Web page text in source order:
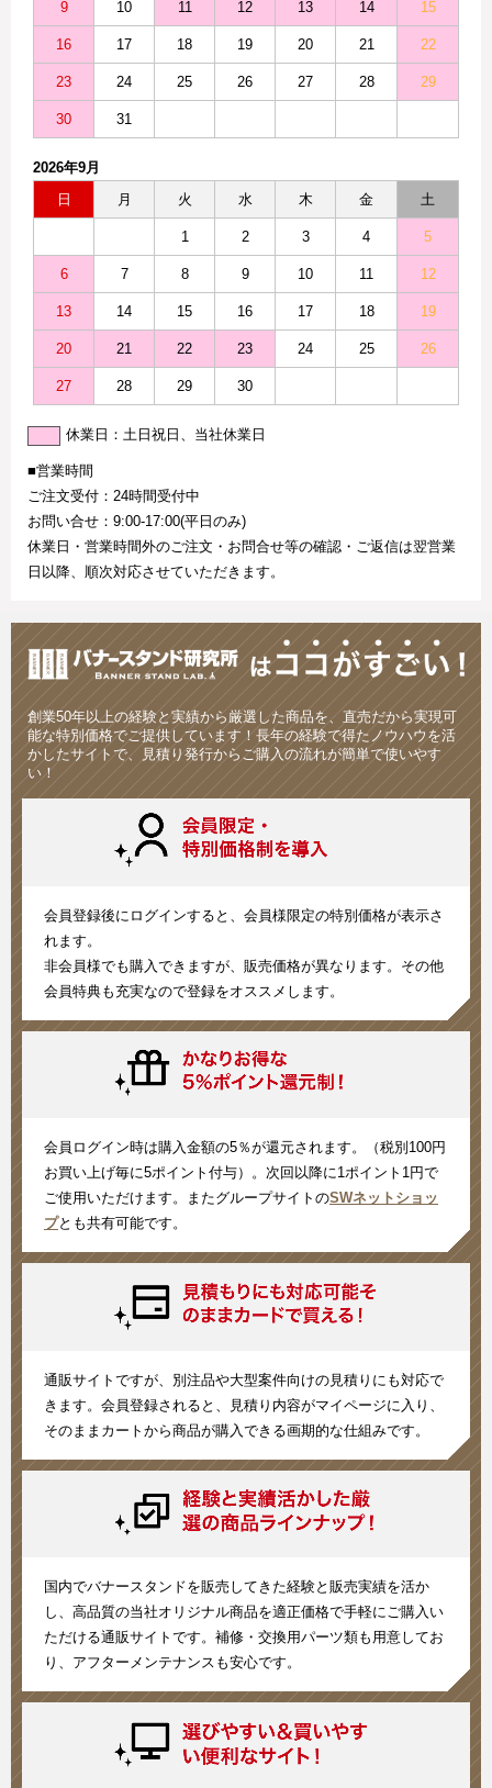
9 10 11 12 13 14 15
16 17 18 19 20 21 22
23 24 25 26 27 28 29
30 31
2026年9月
日
月 火 水 木 金 土
1 2 3 4 5
6 7 8 9 10 11 12
13 14 15 16 17 18 19
20 21 22 23 24 25 26
27 28 29 30
休業日：土日祝日、当社休業日
■営業時間
ご注文受付：24時間受付中
お問い合せ：9:00-17:00(平日のみ)
休業日・営業時間外のご注文・お問合せ等の確認・ご返信は翌営業
日以降、順次対応させていただきます。
創業50年以上の経験と実績から厳選した商品を、直売だから実現可
能な特別価格でご提供しています！長年の経験で得たノウハウを活
かしたサイトで、見積り発行からご購入の流れが簡単で使いやす
い！
会員登録後にログインすると、会員様限定の特別価格が表示さ
れます。
非会員様でも購入できますが、販売価格が異なります。その他
会員特典も充実なので登録をオススメします。
会員ログイン時は購入金額の5％が還元されます。（税別100円
お買い上げ毎に5ポイント付与）。次回以降に1ポイント1円で
ご使用いただけます。またグループサイトのSWネットショッ
プとも共有可能です。
通販サイトですが、別注品や大型案件向けの見積りにも対応で
きます。会員登録されると、見積り内容がマイページに入り、
そのままカートから商品が購入できる画期的な仕組みです。
国内でバナースタンドを販売してきた経験と販売実績を活か
し、高品質の当社オリジナル商品を適正価格で手軽にご購入い
ただける通販サイトです。補修・交換用パーツ類も用意してお
り、アフターメンテナンスも安心です。